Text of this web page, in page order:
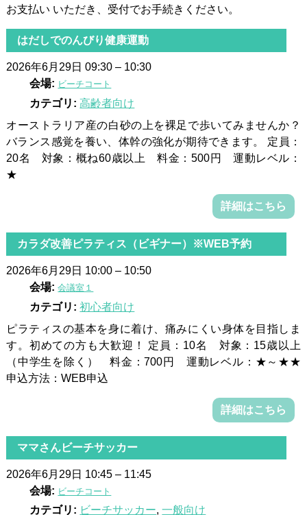
お支払い いただき、受付でお手続きください。
はだしでのんびり健康運動
2026年6月29日 09:30– 10:30
会場: ビーチコート
カテゴリ: 高齢者向け
オーストラリア産の白砂の上を裸足で歩いてみませんか？
バランス感覚を養い、体幹の強化が期待できます。 定員：
20名 対象：概ね60歳以上 料金：500円 運動レベル：
★
詳細はこちら
カラダ改善ピラティス（ビギナー）※WEB予約
2026年6月29日 10:00– 10:50
会場: 会議室１
カテゴリ: 初心者向け
ピラティスの基本を身に着け、痛みにくい身体を目指しま
す。初めての方も大歓迎！ 定員：10名 対象：15歳以上
（中学生を除く） 料金：700円 運動レベル：★～★★
申込方法：WEB申込
詳細はこちら
ママさんビーチサッカー
2026年6月29日 10:45– 11:45
会場: ビーチコート
カテゴリ: ビーチサッカー,一般向け